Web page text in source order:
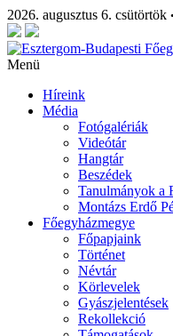
2026. augusztus 6. csütörtök •
Menü
Híreink
Média
Fotógalériák
Videótár
Hangtár
Beszédek
Tanulmányok a
Montázs Erdő
Főegyházmegye
Főpapjaink
Történet
Névtár
Körlevelek
Gyászjelentések
Rekollekció